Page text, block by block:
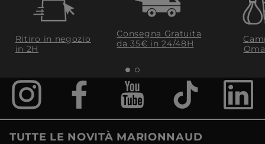
Ritiro in negozio
in 2H
Consegna Gratuita
da 35€​ in 24/48H
TUTTE LE NOVITÀ MARIONNAUD